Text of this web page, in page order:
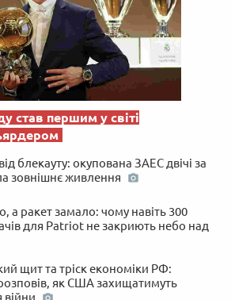
став першим у світі
блекауту: окупована ЗАЕС двічі за
зовнішнє живлення
а ракет замало: чому навіть 300
для Patriot не закриють небо над
щит та тріск економіки РФ:
як США захищатимуть